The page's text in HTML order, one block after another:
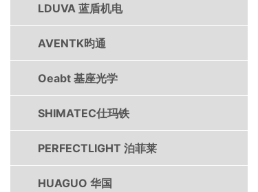
LDUVA 蓝盾机电
AVENTK昀通
Oeabt 基座光学
SHIMATEC仕玛铁
PERFECTLIGHT 泊菲莱
HUAGUO 华国